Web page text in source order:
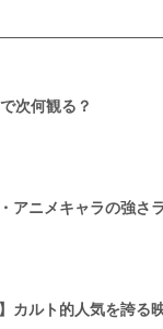
次何観る？
アニメキャラの強さ
】カルト的人気を誇る